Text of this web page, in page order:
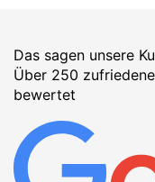
Das sagen unsere
Über 250
bewertet